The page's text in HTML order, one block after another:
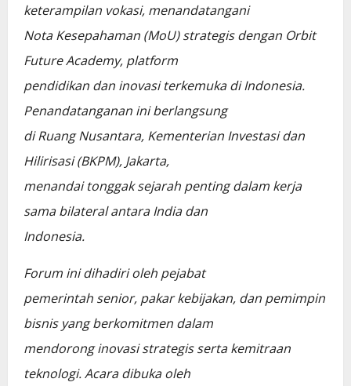
keterampilan vokasi, menandatangani
Nota Kesepahaman (MoU) strategis dengan Orbit
Future Academy, platform
pendidikan dan inovasi terkemuka di Indonesia.
Penandatanganan ini berlangsung
di Ruang Nusantara, Kementerian Investasi dan
Hilirisasi (BKPM), Jakarta,
menandai tonggak sejarah penting dalam kerja
sama bilateral antara India dan
Indonesia.
Forum ini dihadiri oleh pejabat
pemerintah senior, pakar kebijakan, dan pemimpin
bisnis yang berkomitmen dalam
mendorong inovasi strategis serta kemitraan
teknologi. Acara dibuka oleh